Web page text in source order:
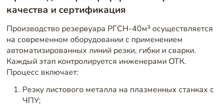
качества и сертификация
Производство резервуара РГСН-40м³ осуществляется
на современном оборудовании с применением
автоматизированных линий резки, гибки и сварки.
Каждый этап контролируется инженерами ОТК.
Процесс включает:
Резку листового металла на плазменных станках с
ЧПУ;